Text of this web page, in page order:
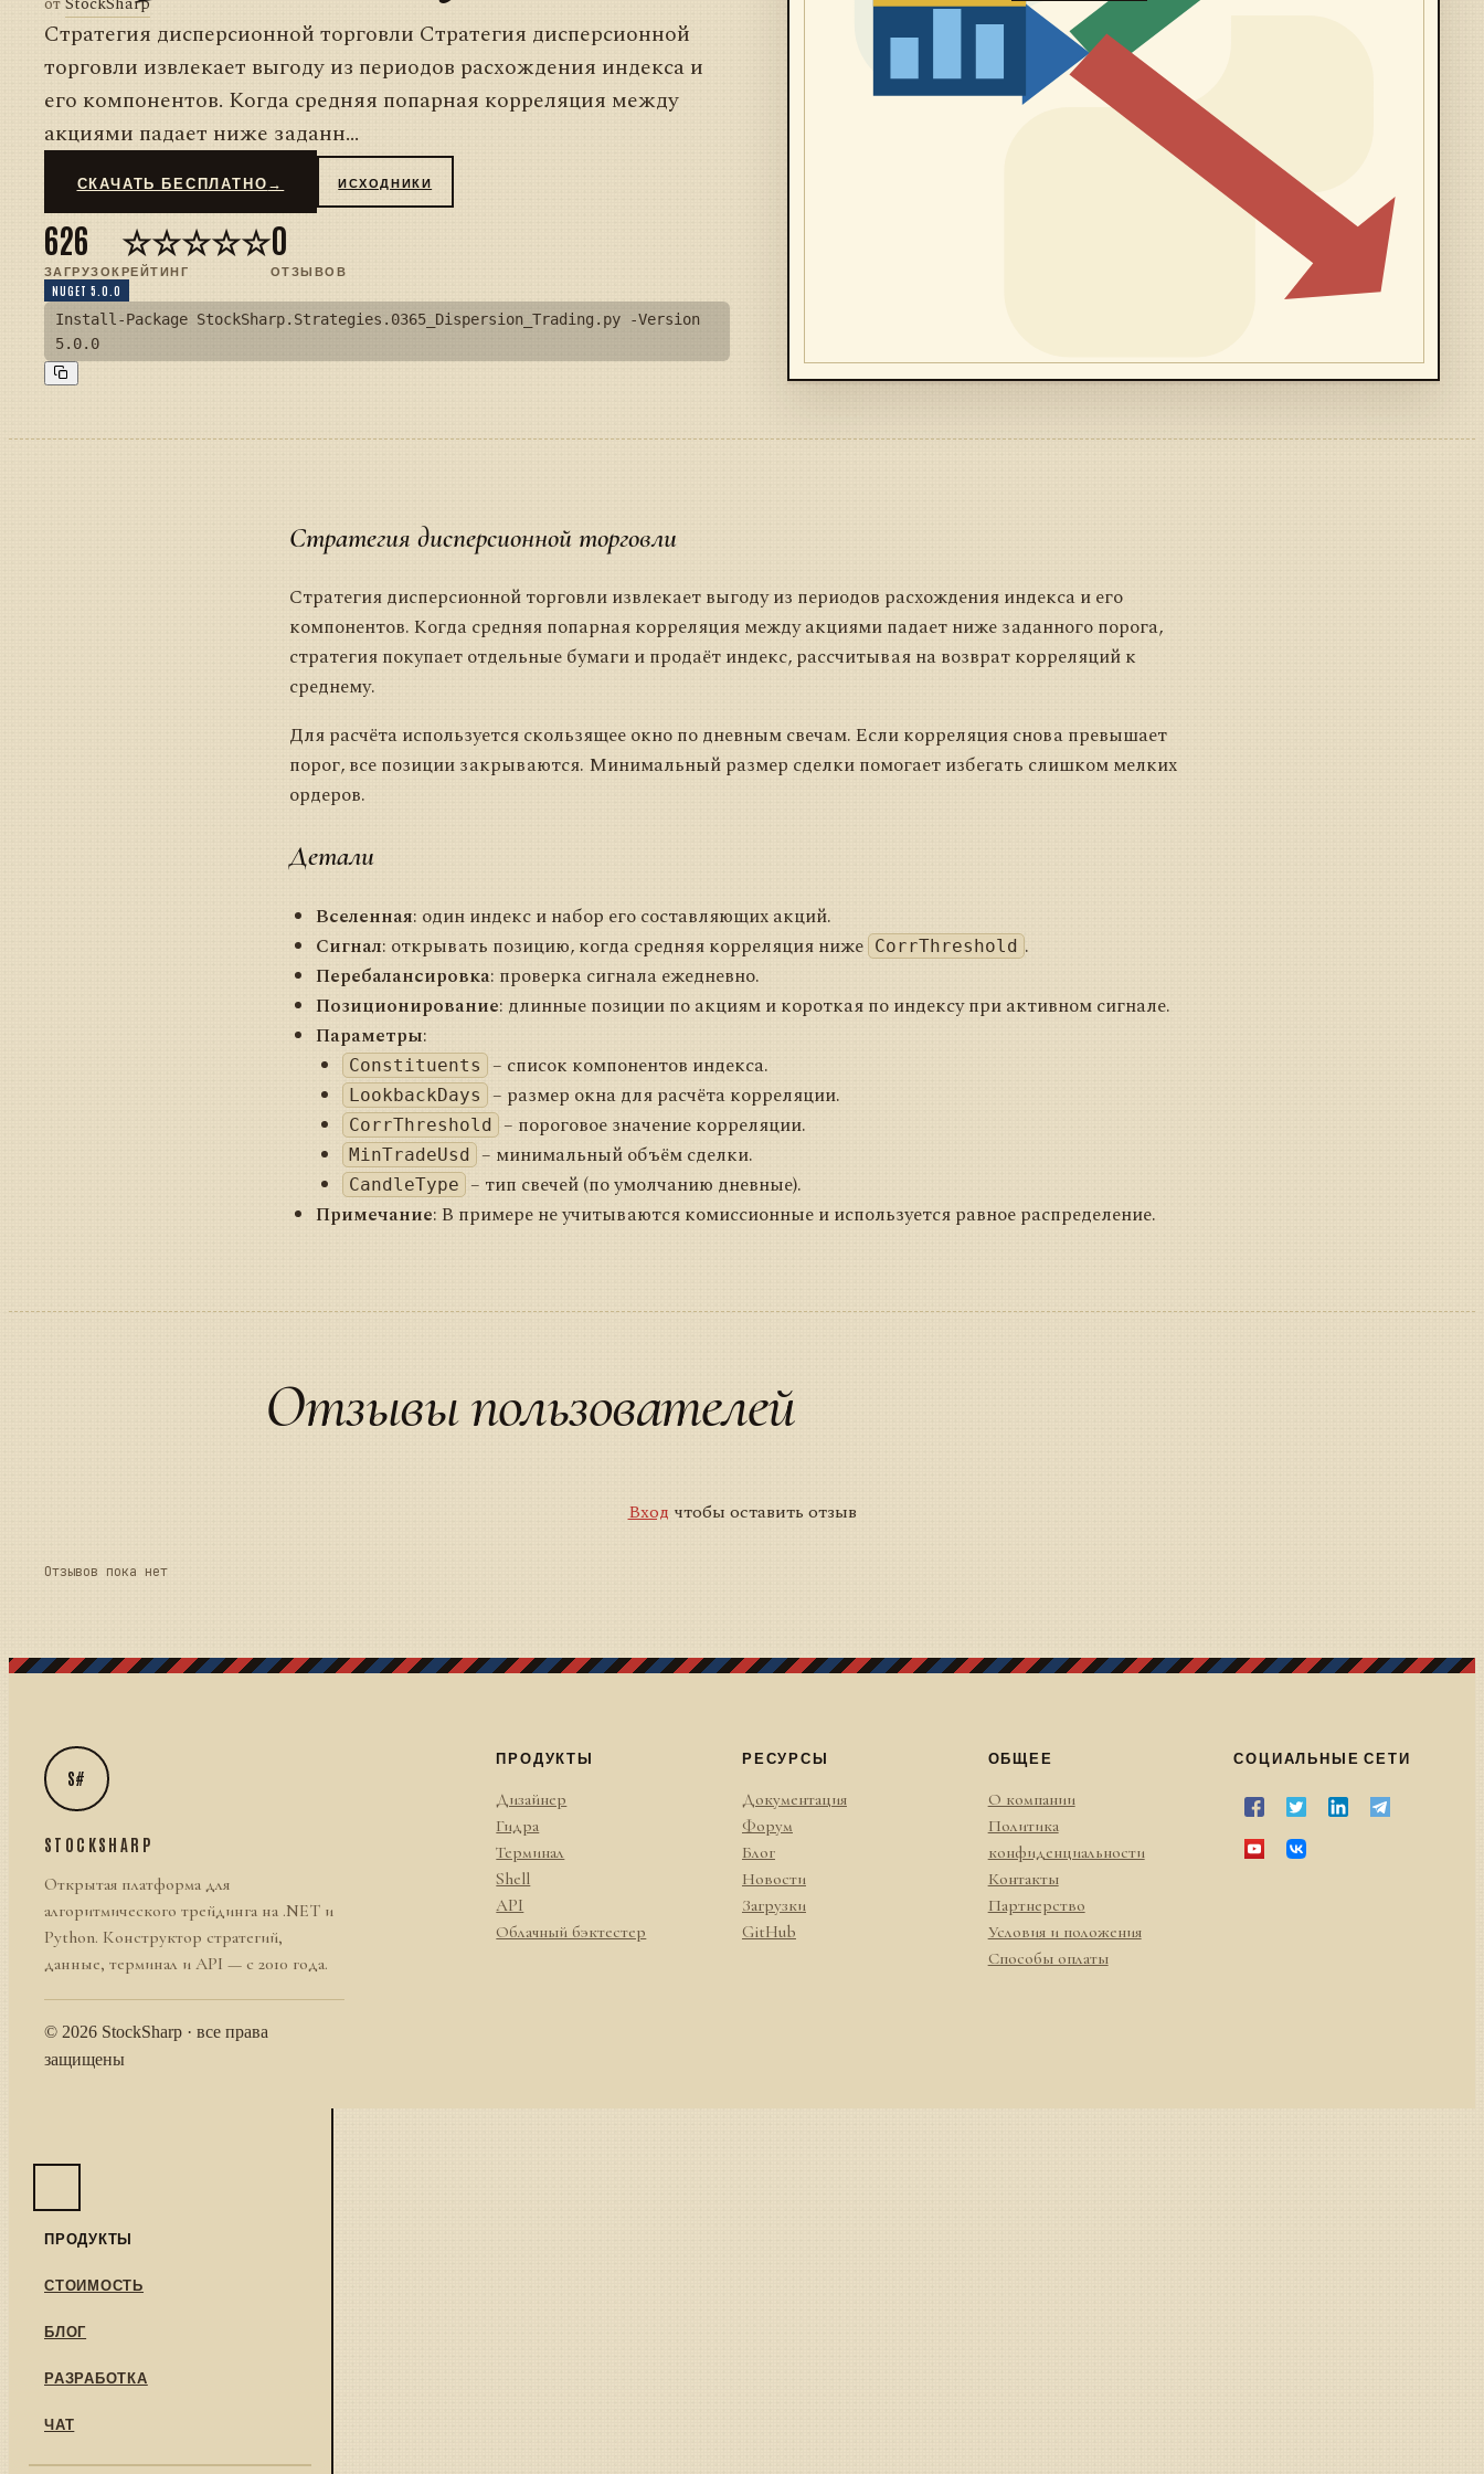
Стратегия дисперсионной торговли Стратегия дисперсионной
торговли извлекает выгоду из периодов расхождения индекса и
его компонентов. Когда средняя попарная корреляция между
акциями падает ниже заданн...
СКАЧАТЬ БЕСПЛАТНО → ИСХОДНИКИ
626
ЗАГРУЗОК
☆☆☆☆☆
РЕЙТИНГ
0
ОТЗЫВОВ
NUGET 5.0.0
Install-Package StockSharp.Strategies.0365_Dispersion_Trading.py -Version
5.0.0
Стратегия дисперсионной торговли
Стратегия дисперсионной торговли извлекает выгоду из периодов расхождения индекса и его
компонентов. Когда средняя попарная корреляция между акциями падает ниже заданного порога,
стратегия покупает отдельные бумаги и продаёт индекс, рассчитывая на возврат корреляций к
среднему.
Для расчёта используется скользящее окно по дневным свечам. Если корреляция снова превышает
порог, все позиции закрываются. Минимальный размер сделки помогает избегать слишком мелких
ордеров.
Детали
Вселенная: один индекс и набор его составляющих акций.
Сигнал: открывать позицию, когда средняя корреляция ниже CorrThreshold .
Перебалансировка: проверка сигнала ежедневно.
Позиционирование: длинные позиции по акциям и короткая по индексу при активном сигнале.
Параметры:
Constituents – список компонентов индекса.
LookbackDays – размер окна для расчёта корреляции.
CorrThreshold – пороговое значение корреляции.
MinTradeUsd – минимальный объём сделки.
CandleType – тип свечей (по умолчанию дневные).
Примечание: В примере не учитываются комиссионные и используется равное распределение.
Отзывы пользователей
Вход чтобы оставить отзыв
Отзывов пока нет
S#
STOCKSHARP
Открытая платформа для
алгоритмического трейдинга на .NET и
Python. Конструктор стратегий,
данные, терминал и API — с 2010 года.
© 2026 StockSharp · все права
защищены
ПРОДУКТЫ
Дизайнер
Гидра
Терминал
Shell
API
Облачный бэктестер
РЕСУРСЫ
Документация
Форум
Блог
Новости
Загрузки
GitHub
ОБЩЕЕ
О компании
Политика
конфиденциальности
Контакты
Партнерство
Условия и положения
Способы оплаты
СОЦИАЛЬНЫЕ СЕТИ
ПРОДУКТЫ
СТОИМОСТЬ
БЛОГ
РАЗРАБОТКА
ЧАТ